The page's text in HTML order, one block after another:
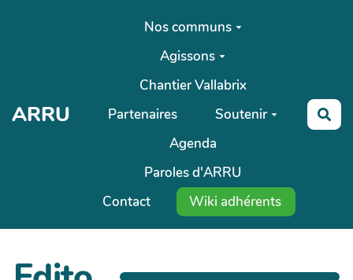
Aller au contenu principal
ARRU
Nos communs
Agissons
Chantier Vallabrix
Partenaires
Soutenir
Agenda
Paroles d'ARRU
Contact
Wiki adhérents